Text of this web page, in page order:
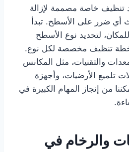
خاصة مصممة لإزالة
أي ضرر على الأسطح. تبدأ
لتحديد نوع الأسطح
خطة تنظيف مخصصة لكل نوع.
والتقنيات، مثل المكانس
تلميع الأرضيات، وأجهزة
من إنجاز المهام الكبيرة في
والرخام في